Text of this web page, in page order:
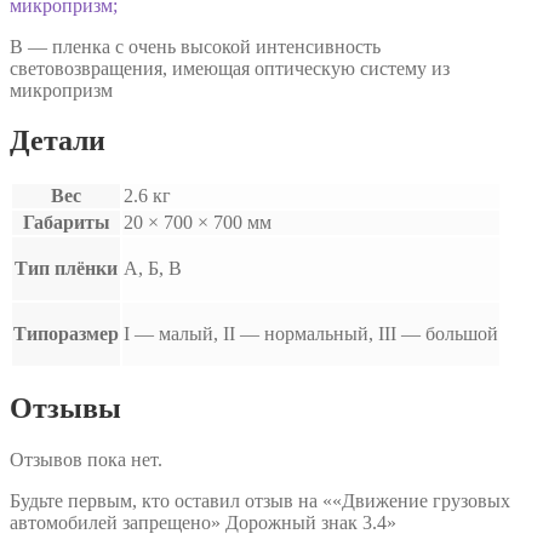
микропризм;
В — пленка с очень высокой интенсивность
световозвращения, имеющая оптическую систему из
микропризм
Детали
Вес
2.6 кг
Габариты
20 × 700 × 700 мм
Тип плёнки А, Б, В
Типоразмер I — малый, II — нормальный, III — большой
Отзывы
Отзывов пока нет.
Будьте первым, кто оставил отзыв на ««Движение грузовых
автомобилей запрещено» Дорожный знак 3.4»